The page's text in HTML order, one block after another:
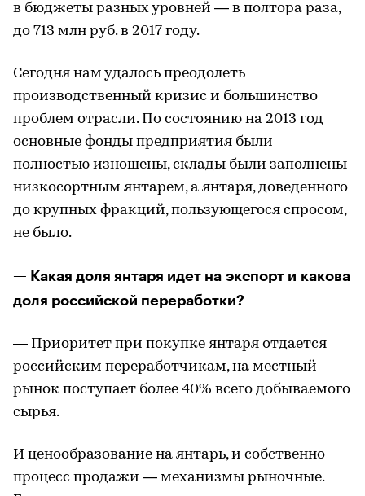
в бюджеты разных уровней — в полтора раза,
до 713 млн руб. в 2017 году.
Сегодня нам удалось преодолеть
производственный кризис и большинство
проблем отрасли. По состоянию на 2013 год
основные фонды предприятия были
полностью изношены, склады были заполнены
низкосортным янтарем, а янтаря, доведенного
до крупных фракций, пользующегося спросом,
не было.
— Какая доля янтаря идет на экспорт и какова
доля российской переработки?
— Приоритет при покупке янтаря отдается
российским переработчикам, на местный
рынок поступает более 40% всего добываемого
сырья.
И ценообразование на янтарь, и собственно
процесс продажи — механизмы рыночные.